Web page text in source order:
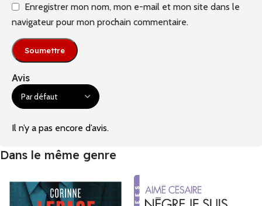
Avis
Il n’y a pas encore d’avis.
Enregistrer mon nom, mon e-mail et mon site dans le
navigateur pour mon prochain commentaire.
Dans le même genre